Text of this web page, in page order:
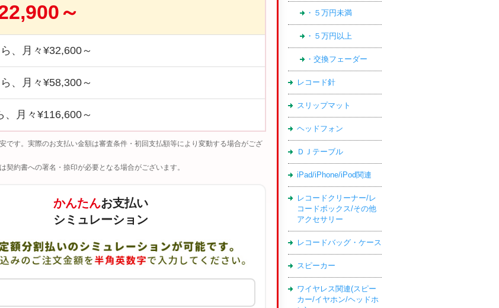
・５万円未満
・５万円以上
・交換フェーダー
レコード針
スリップマット
ヘッドフォン
ＤＪテーブル
iPad/iPhone/iPod関連
レコードクリーナー/レ
コードボックス/その他
アクセサリー
レコードバッグ・ケース
スピーカー
ワイヤレス関連(スピー
カー/イヤホン/ヘッドホ
～
、月々¥32,600～
、月々¥58,300～
、月々¥116,600～
です。実際のお支払い金額は審査条件・初回支払額等により変動する場合がござ
契約書への署名・捺印が必要となる場合がございます。
かんたんお支払い
シミュレーション